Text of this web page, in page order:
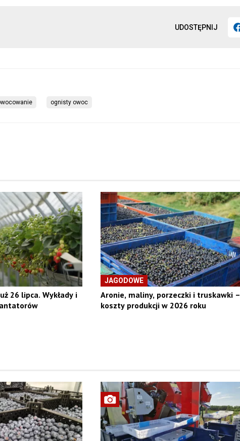
UDOSTĘPNIJ
ognisty owoc
26 lipca. Wykłady i
JAGODOWE
Aronie, maliny, porzeczki i truskawki –
koszty produkcji w 2026 roku